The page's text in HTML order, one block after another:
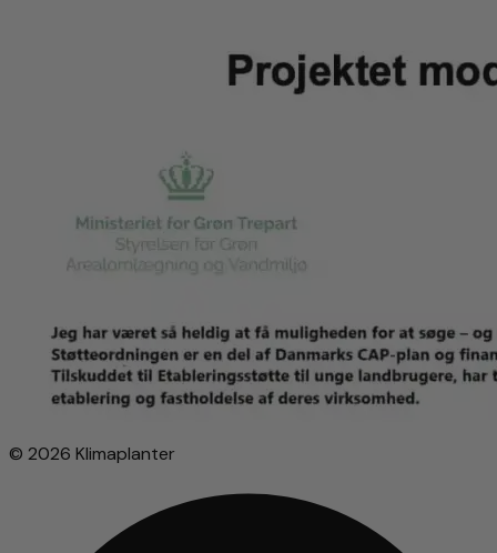
© 2026 Klimaplanter